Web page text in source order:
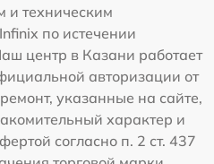
и техническим
по истечении
центр в Казани работает
авторизации от
указанные на сайте,
характер и
согласно п. 2 ст. 437